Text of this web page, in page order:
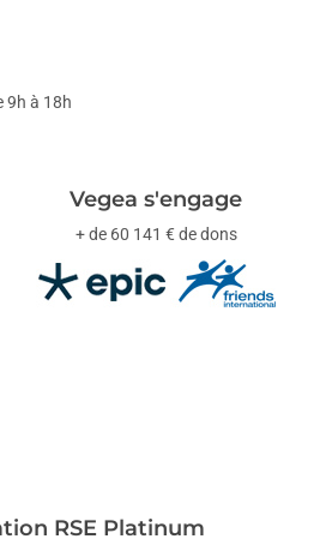
9h à 18h
Vegea s'engage
+ de 60 141 € de dons
RSE Platinum